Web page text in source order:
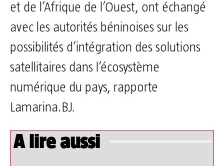
et de l’Afrique de l’Ouest, ont échangé
avec les autorités béninoises sur les
possibilités d’intégration des solutions
satellitaires dans l’écosystème
numérique du pays, rapporte
Lamarina.BJ.
A lire aussi